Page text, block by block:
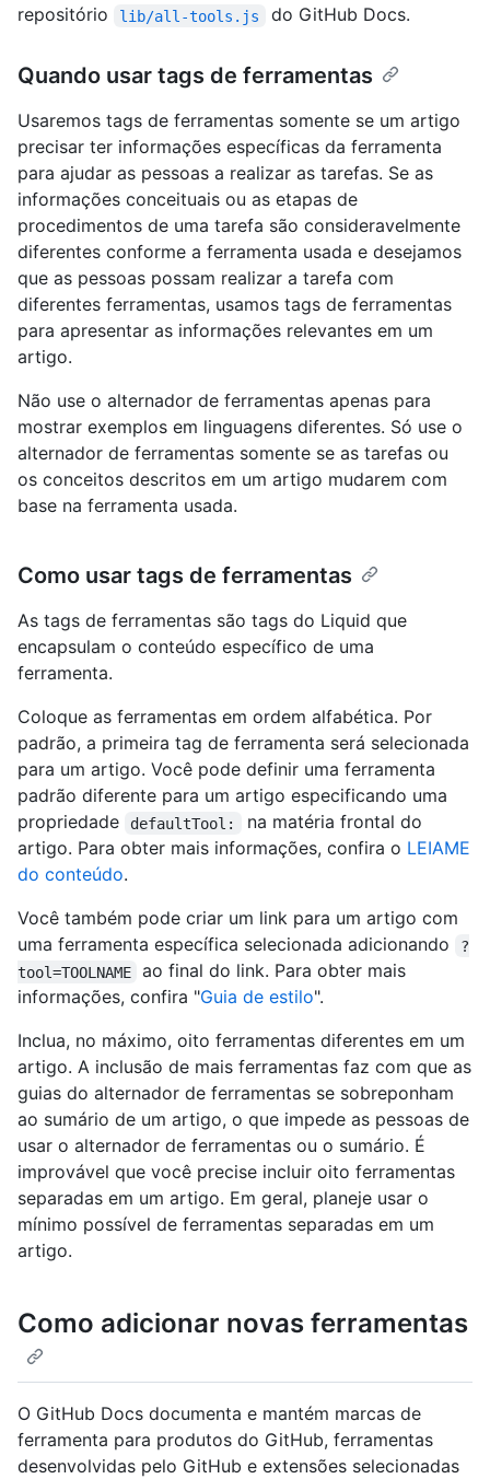
repositório lib/all-tools.js do GitHub Docs.
Quando usar tags de ferramentas
Usaremos tags de ferramentas somente se um artigo
precisar ter informações específicas da ferramenta
para ajudar as pessoas a realizar as tarefas. Se as
informações conceituais ou as etapas de
procedimentos de uma tarefa são consideravelmente
diferentes conforme a ferramenta usada e desejamos
que as pessoas possam realizar a tarefa com
diferentes ferramentas, usamos tags de ferramentas
para apresentar as informações relevantes em um
artigo.
Não use o alternador de ferramentas apenas para
mostrar exemplos em linguagens diferentes. Só use o
alternador de ferramentas somente se as tarefas ou
os conceitos descritos em um artigo mudarem com
base na ferramenta usada.
Como usar tags de ferramentas
As tags de ferramentas são tags do Liquid que
encapsulam o conteúdo específico de uma
ferramenta.
Coloque as ferramentas em ordem alfabética. Por
padrão, a primeira tag de ferramenta será selecionada
para um artigo. Você pode definir uma ferramenta
padrão diferente para um artigo especificando uma
propriedade
defaultTool:
na matéria frontal do
artigo. Para obter mais informações, confira o LEIAME
do conteúdo.
Você também pode criar um link para um artigo com
uma ferramenta específica selecionada adicionando
?
tool=TOOLNAME
ao final do link. Para obter mais
informações, confira "Guia de estilo".
Inclua, no máximo, oito ferramentas diferentes em um
artigo. A inclusão de mais ferramentas faz com que as
guias do alternador de ferramentas se sobreponham
ao sumário de um artigo, o que impede as pessoas de
usar o alternador de ferramentas ou o sumário. É
improvável que você precise incluir oito ferramentas
separadas em um artigo. Em geral, planeje usar o
mínimo possível de ferramentas separadas em um
artigo.
Como adicionar novas ferramentas
O GitHub Docs documenta e mantém marcas de
ferramenta para produtos do GitHub, ferramentas
desenvolvidas pelo GitHub e extensões selecionadas